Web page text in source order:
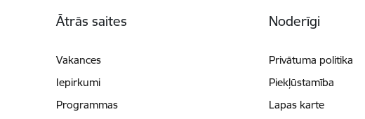
Ātrās saites
Vakances
Iepirkumi
Programmas
Noderīgi
Privātuma politika
Piekļūstamība
Lapas karte